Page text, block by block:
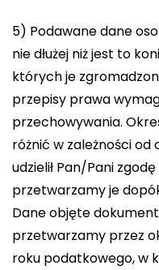
5) Podawane dane
nie dłużej niż jest to
których je
przepisy prawa
przechowywania.
różnić w zależności
udzielił Pan/Pani
przetwarzamy je
Dane objęte
przetwarzamy przez
roku podatkowego, w